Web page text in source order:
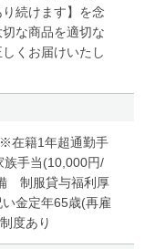
続けます】を念
な商品を適切な
くお届けいたし
籍1年超通勤手
手当(10,000円/
制服貸与福利厚
金定年65歳(再雇
度あり